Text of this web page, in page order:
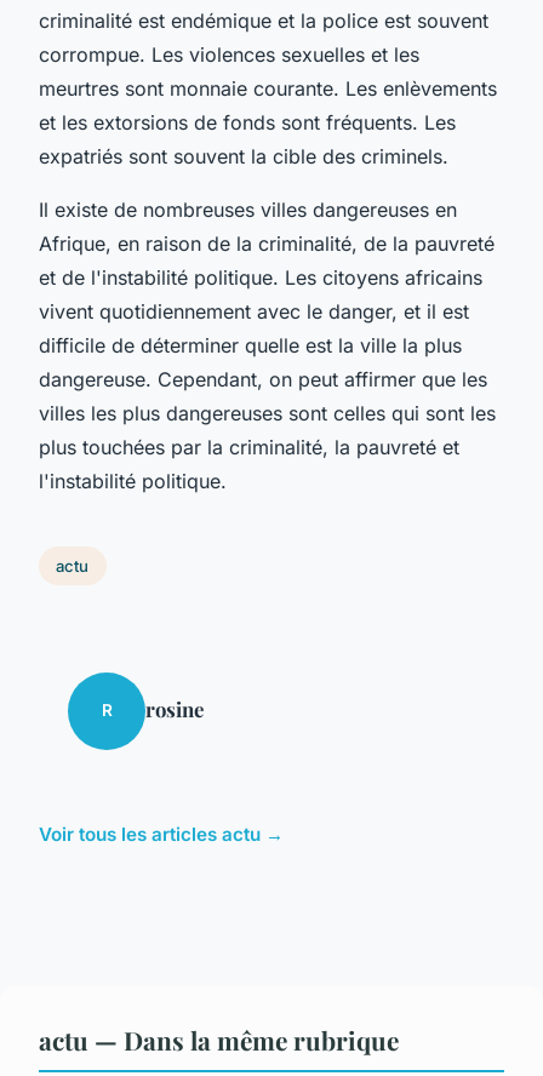
criminalité est endémique et la police est souvent
corrompue. Les violences sexuelles et les
meurtres sont monnaie courante. Les enlèvements
et les extorsions de fonds sont fréquents. Les
expatriés sont souvent la cible des criminels.
Il existe de nombreuses villes dangereuses en
Afrique, en raison de la criminalité, de la pauvreté
et de l'instabilité politique. Les citoyens africains
vivent quotidiennement avec le danger, et il est
difficile de déterminer quelle est la ville la plus
dangereuse. Cependant, on peut affirmer que les
villes les plus dangereuses sont celles qui sont les
plus touchées par la criminalité, la pauvreté et
l'instabilité politique.
actu
R rosine
Voir tous les articles actu →
actu — Dans la même rubrique